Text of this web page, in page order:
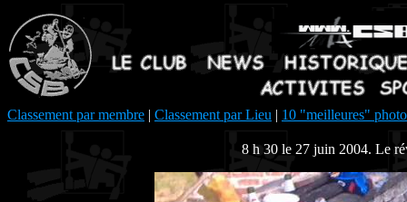
Classement par membre | Classement par Lieu | 10 "meilleures"
8 h 30 le 27 juin 2004. Le